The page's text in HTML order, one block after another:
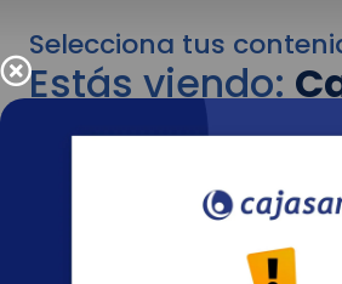
Selecciona tus
Estás viendo:
para personas
Para cambiar al contenido de
adelante recuerda utilizar el